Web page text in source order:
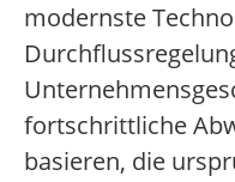
modernste
fortschrittliche
basieren, die